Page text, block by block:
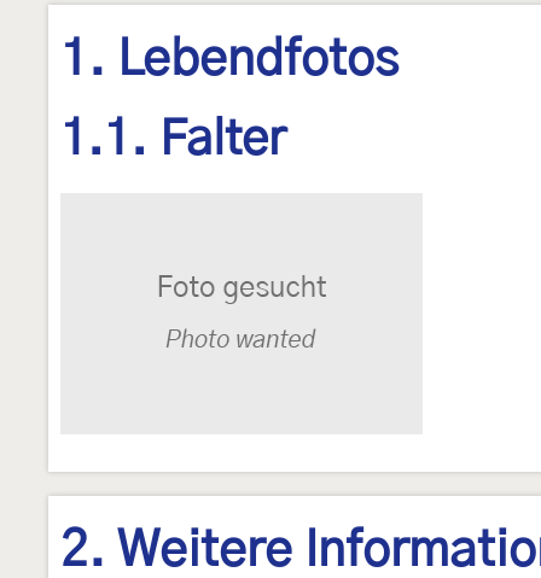
1. Lebendfotos
1.1. Falter
2. Weitere